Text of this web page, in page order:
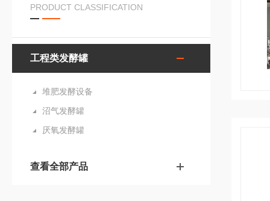
PRODUCT CLASSIFICATION
工程类发酵罐
堆肥发酵设备
沼气发酵罐
厌氧发酵罐
查看全部产品